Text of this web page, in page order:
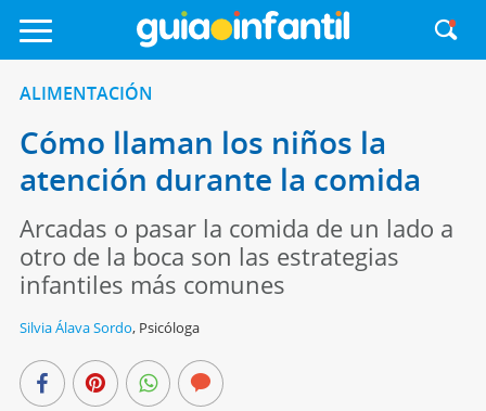
ALIMENTACIÓN
Cómo llaman los niños la
atención durante la comida
Arcadas o pasar la comida de un lado a
otro de la boca son las estrategias
infantiles más comunes
Silvia Álava Sordo, Psicóloga